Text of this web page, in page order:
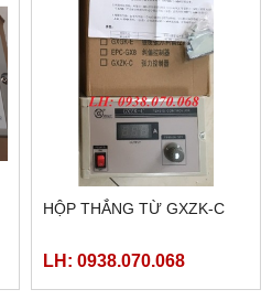
HỘP THẮNG TỪ GXZK-C
LH: 0938.070.068